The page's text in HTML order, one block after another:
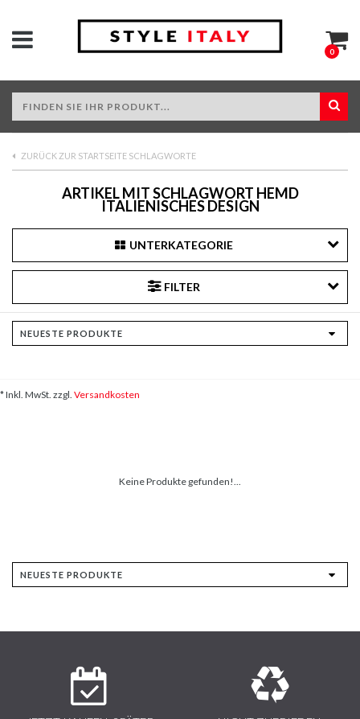
0
ZURÜCK ZUR STARTSEITE SCHLAGWORTE
ARTIKEL MIT SCHLAGWORT HEMD
ITALIENISCHES DESIGN
UNTERKATEGORIE
FILTER
* Inkl. MwSt. zzgl. Versandkosten
Keine Produkte gefunden!...